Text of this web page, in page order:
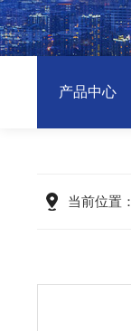
产品中心
当前位置：